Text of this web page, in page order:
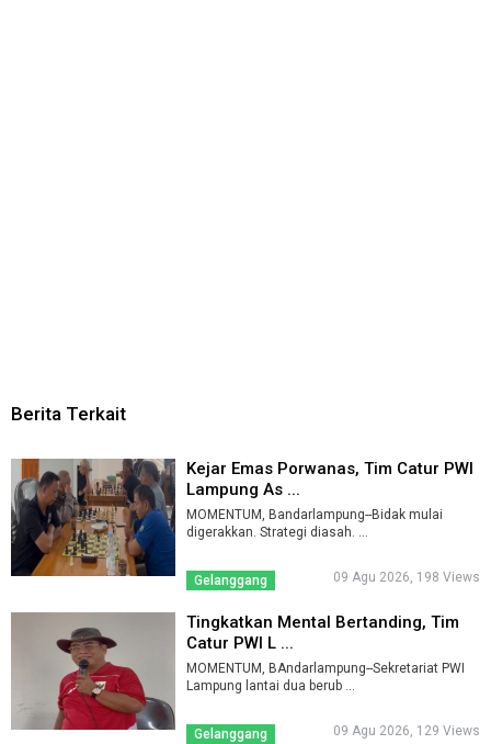
Berita Terkait
Kejar Emas Porwanas, Tim Catur PWI
Lampung As ...
MOMENTUM, Bandarlampung--Bidak mulai
digerakkan. Strategi diasah. ...
Gelanggang 09 Agu 2026, 198 Views
Tingkatkan Mental Bertanding, Tim
Catur PWI L ...
MOMENTUM, BAndarlampung--Sekretariat PWI
Lampung lantai dua berub ...
Gelanggang 09 Agu 2026, 129 Views